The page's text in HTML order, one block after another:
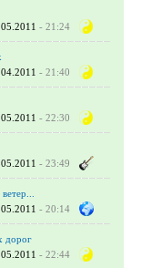
- 21:24
- 21:40
- 22:30
- 23:49
- 20:14
дорог
- 22:44